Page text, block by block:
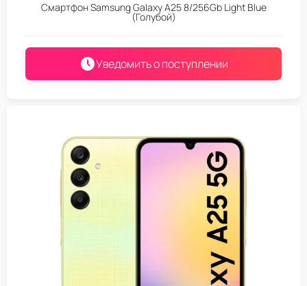
Смартфон Samsung Galaxy A25 8/256Gb Light Blue
(Голубой)
Уведомить о поступлении